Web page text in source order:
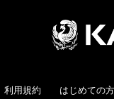
利用規約 はじめての